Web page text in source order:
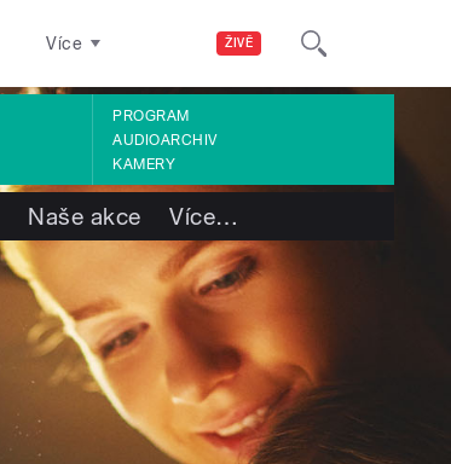
ŽIVĚ
Více
PROGRAM
AUDIOARCHIV
KAMERY
Naše akce Více…